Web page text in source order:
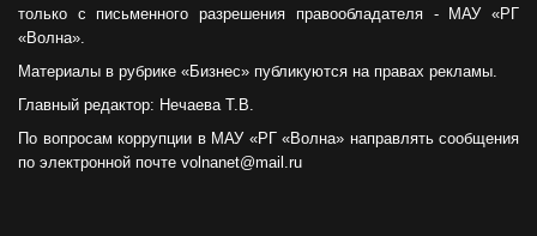
только с письменного разрешения правообладателя - МАУ «РГ
«Волна».
Материалы в рубрике «Бизнес» публикуются на правах рекламы.
Главный редактор: Нечаева Т.В.
По вопросам коррупции в МАУ «РГ «Волна» направлять сообщения
по электронной почте volnanet@mail.ru